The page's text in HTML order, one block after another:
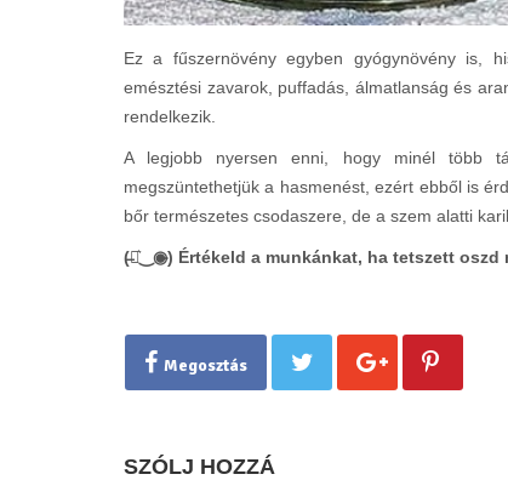
Ez a fűszernövény egyben gyógynövény is,
emésztési zavarok, puffadás, álmatlanság és
rendelkezik.
A legjobb nyersen enni, hogy minél több
megszüntethetjük a hasmenést, ezért ebből is
bőr természetes csodaszere, de a szem alatti
(̶◉͛‿◉̶) Értékeld a munkánkat, ha tetszett oszd
Megosztás
SZÓLJ HOZZÁ